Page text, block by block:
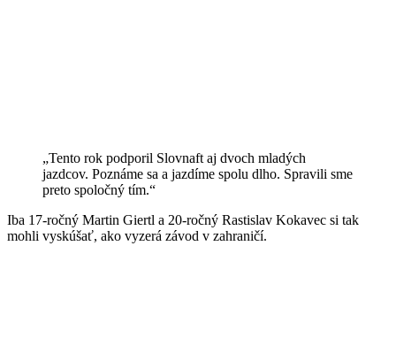
„Tento rok podporil Slovnaft aj dvoch mladých
jazdcov. Poznáme sa a jazdíme spolu dlho. Spravili sme
preto spoločný tím.“
Iba 17-ročný Martin Giertl a 20-ročný Rastislav Kokavec si tak
mohli vyskúšať, ako vyzerá závod v zahraničí.